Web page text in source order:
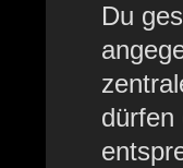
Du
dürfen